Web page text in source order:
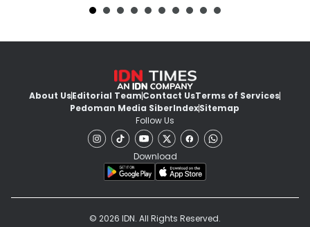
About UsEditorial TeamContact UsTerms of Services
Pedoman Media SiberIndexSitemap
Follow Us
Download
© 2026 IDN. All Rights Reserved.